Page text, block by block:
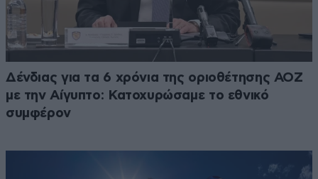
Δένδιας για τα 6 χρόνια της οριοθέτησης ΑΟΖ
με την Αίγυπτο: Κατοχυρώσαμε το εθνικό
συμφέρον